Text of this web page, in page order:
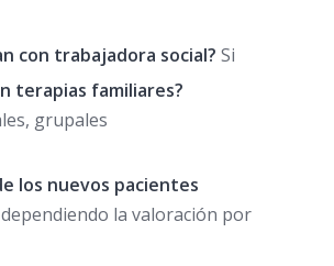
con trabajadora social? Si
terapias familiares?
grupales
los nuevos pacientes
la valoración por